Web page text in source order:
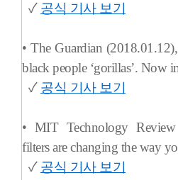
✓ 공식 기사 보기
• The Guardian
black people ‘gorillas’. Now
✓ 공식 기사 보기
• MIT Technology
filters are changing the way
✓ 공식 기사 보기